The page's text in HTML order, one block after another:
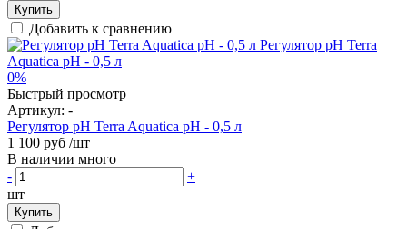
Купить
Добавить к сравнению
0%
Быстрый просмотр
Артикул: -
Регулятор pH Terra Aquatica pH - 0,5 л
1 100 руб /шт
В наличии много
-
+
шт
Купить